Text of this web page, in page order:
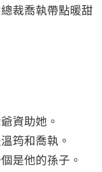
裁喬執帶點暖甜
資助她。
筠和喬執。
是他的孫子。